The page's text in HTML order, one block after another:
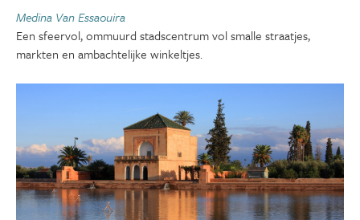
Medina Van Essaouira
Een sfeervol, ommuurd stadscentrum vol smalle straatjes,
markten en ambachtelijke winkeltjes.